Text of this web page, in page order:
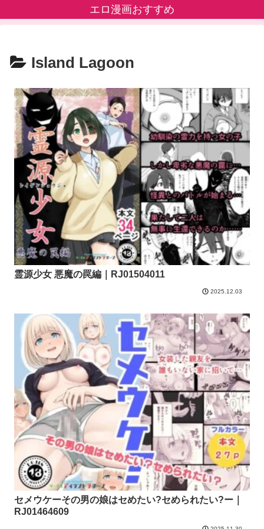
エロ漫画おすすめ
Island Lagoon
霊源少女 悪魔の罠編｜RJ01504011
2025.12.03
セメウケーその男の娘はセめたい?セめられたい?ー｜
RJ01464609